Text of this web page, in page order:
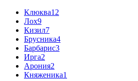
Клюква12
Лох9
Кизил7
Брусника4
Барбарис3
Ирга2
Арония2
Княженика1